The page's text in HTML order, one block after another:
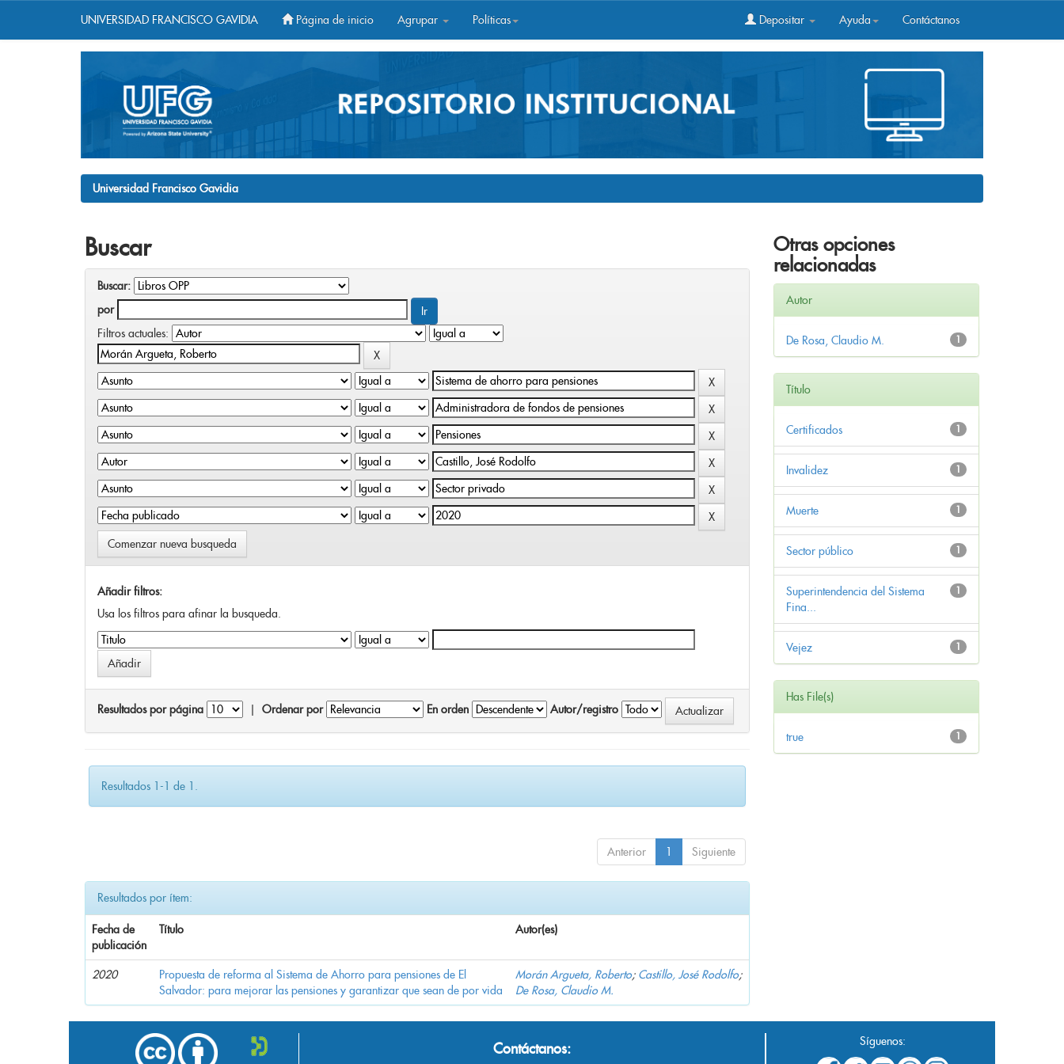
UNIVERSIDAD FRANCISCO GAVIDIA Página de inicio Agrupar Políticas Depositar Ayuda Contáctanos
Universidad Francisco Gavidia
Buscar
Buscar:
por
Filtros actuales:
Comenzar nueva busqueda
Añadir filtros:
Usa los filtros para afinar la busqueda.
Resultados por página Ordenar por En orden Autor/registro
Resultados 1-1 de 1.
Anterior 1 Siguiente
Resultados por ítem:
Fecha de
publicación
Título Autor(es)
2020
Propuesta de reforma al Sistema de Ahorro para pensiones de El
Salvador: para mejorar las pensiones y garantizar que sean de por vida
Morán Argueta, Roberto; Castillo, José Rodolfo;
De Rosa, Claudio M.
Otras opciones
relacionadas
Autor
1
De Rosa, Claudio M.
Título
1
Certificados
1
Invalidez
1
Muerte
1
Sector público
1
Superintendencia del Sistema
Fina...
1
Vejez
Has File(s)
1
true
Contáctanos: Síguenos: